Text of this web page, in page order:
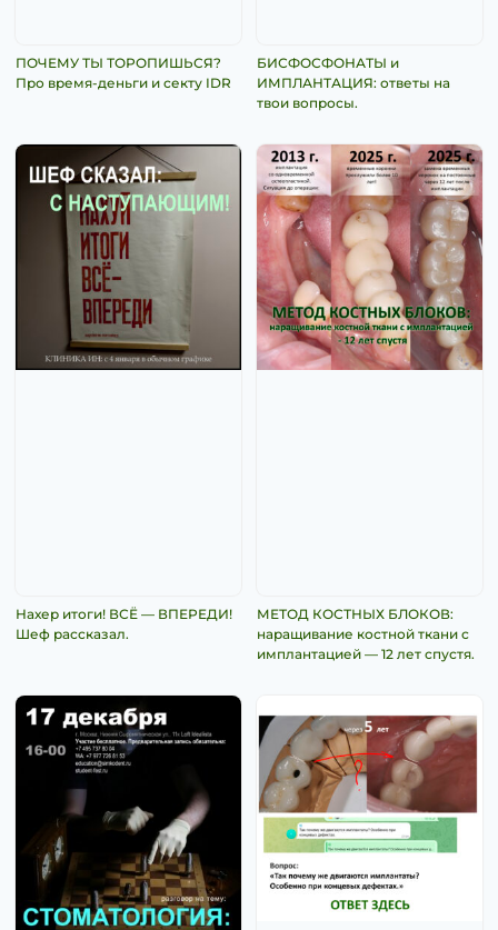
ПОЧЕМУ ТЫ ТОРОПИШЬСЯ?
Про время-деньги и секту IDR
БИСФОСФОНАТЫ и
ИМПЛАНТАЦИЯ: ответы на
твои вопросы.
Нахер итоги! ВСЁ — ВПЕРЕДИ!
Шеф рассказал.
МЕТОД КОСТНЫХ БЛОКОВ:
наращивание костной ткани с
имплантацией — 12 лет спустя.